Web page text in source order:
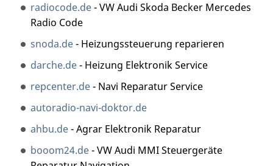
radiocode.de- VW Audi Skoda Becker Mercedes
Radio Code
snoda.de- Heizungssteuerung reparieren
darche.de- Heizung Elektronik Service
repcenter.de- Navi Reparatur Service
autoradio-navi-doktor.de
ahbu.de- Agrar Elektronik Reparatur
booom24.de- VW Audi MMI Steuergeräte